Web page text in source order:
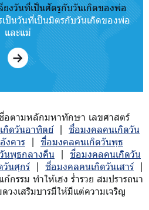
ยงวันที่เป็นศัตรูกับวันเกิดของพ่อ
ป็นวันที่เป็นมิตรกับวันเกิดของพ่อ
และแม่
อตามหลักมหาทักษา เลขศาสตร์
กิดวันอาทิตย์| ชื่อมงคลคนเกิดวัน
งคาร | ชื่อมงคลคนเกิดวันพุธ
นพุธกลางคืน | ชื่อมงคลคนเกิดวัน
วันศุกร์ | ชื่อมงคลคนเกิดวันเสาร์ |
รรม ทำให้เฮง ร่ำรวย สมปรารถนา
วงเสริมบารมีให้มีแต่ความเจริญ